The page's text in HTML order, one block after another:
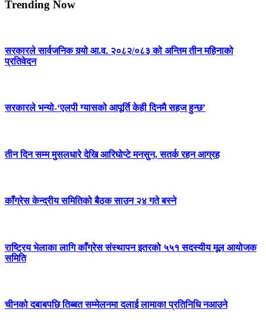
Trending Now
सरकारले सार्वजनिक गर्‍यो आ.व. २०८२/०८३ को अन्तिम तीन महिनाको
प्रतिवेदन
सरकारले भन्यो-‘एलपी ग्यासको आपूर्ति केही दिनमै सहज हुन्छ’
तीन दिन सम्म मुसलधारे देखि आरिघोप्टे मनसुन, सतर्क रहन आग्रह
काँग्रेस केन्द्रीय समितिको बैठक साउन २४ गते बस्ने
राष्ट्रिय भेलाका लागि काँग्रेस संस्थापन इतरको ५५१ सदस्यीय मूल आयोजक
समिति
चीनको दबाबपछि तिब्बत सम्मेलनमा दलाई लामाका प्रतिनिधि नआउने